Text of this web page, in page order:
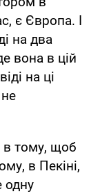
є Європа. І
на два
вона в цій
на ці
в тому, щоб
в Пекіні,
одну